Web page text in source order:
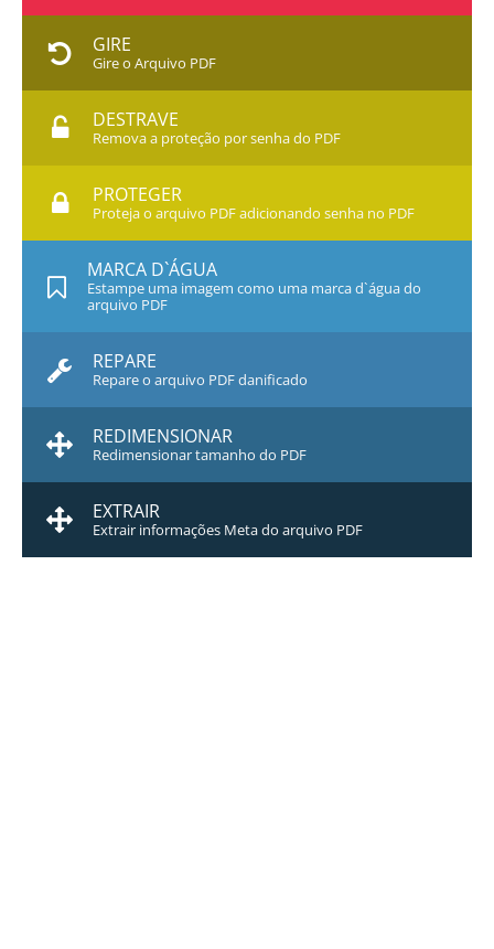
GIRE
Gire o Arquivo PDF
DESTRAVE
Remova a proteção por senha do PDF
PROTEGER
Proteja o arquivo PDF adicionando senha no PDF
MARCA D`ÁGUA
Estampe uma imagem como uma marca d`água do
arquivo PDF
REPARE
Repare o arquivo PDF danificado
REDIMENSIONAR
Redimensionar tamanho do PDF
EXTRAIR
Extrair informações Meta do arquivo PDF